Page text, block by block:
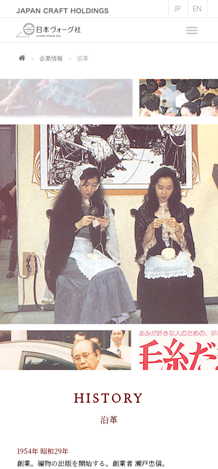
JP EN
企業情報 沿革
HISTORY
沿革
1954年 昭和29年
創業。編物の出版を開始する。創業者 瀨戸忠信。